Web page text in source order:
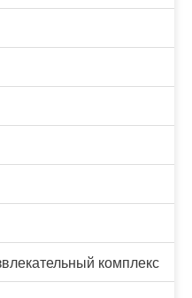
комплекс